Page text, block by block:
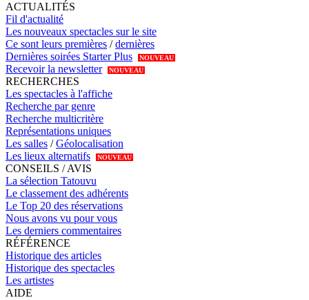
ACTUALITÉS
Fil d'actualité
Les nouveaux spectacles sur le site
Ce sont leurs premières /dernières
Dernières soirées Starter Plus
NOUVEAU
Recevoir la newsletter NOUVEAU
RECHERCHES
Les spectacles à l'affiche
Recherche par genre
Recherche multicritère
Représentations uniques
Les salles /Géolocalisation
Les lieux alternatifs
NOUVEAU
CONSEILS / AVIS
La sélection Tatouvu
Le classement des adhérents
Le Top 20 des réservations
Nous avons vu pour vous
Les derniers commentaires
RÉFÉRENCE
Historique des articles
Historique des spectacles
Les artistes
AIDE